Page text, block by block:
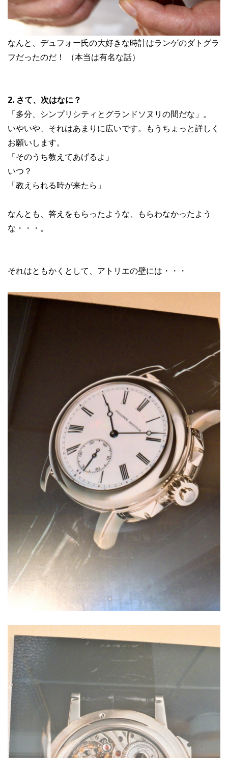
なんと、デュフォー氏の大好きな時計はランゲのダトグラ
フだったのだ！ （本当は有名な話）
2. さて、次はなに？
「多分、シンプリシティとグランドソヌリの間だな」。
いやいや、それはあまりに広いです。もうちょっと詳しく
お願いします。
「そのうち教えてあげるよ」
いつ？
「教えられる時が来たら」
なんとも、答えをもらったような、もらわなかったよう
な・・・。
それはともかくとして、アトリエの壁には・・・